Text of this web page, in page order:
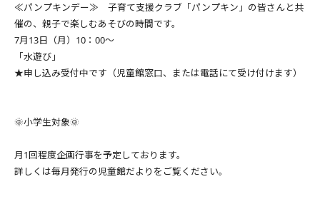
≪パンプキンデー≫ 子育て支援クラブ「パンプキン」の皆さんと共
催の、親子で楽しむあそびの時間です。
7月13日（月）10：00～
「水遊び」
★申し込み受付中です（児童館窓口、または電話にて受け付けます）
🌞小学生対象🌞
月1回程度企画行事を予定しております。
詳しくは毎月発行の児童館だよりをご覧ください。